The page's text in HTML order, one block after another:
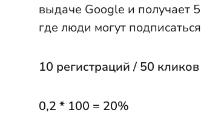
выдаче Google и получает
где люди могут
10 регистраций / 50
0,2 * 100 = 20%